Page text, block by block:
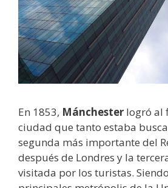
En 1853, Mánchester logró al
ciudad que tanto estaba
segunda más importante del
después de Londres y la
visitada por los turistas.